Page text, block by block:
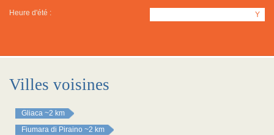
Heure d'été : Y
Villes voisines
Gliaca ~2 km
Fiumara di Piraino ~2 km